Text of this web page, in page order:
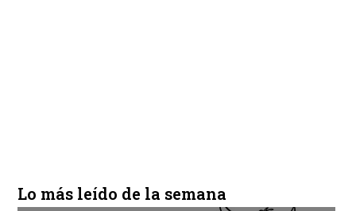
Lo más leído de la semana